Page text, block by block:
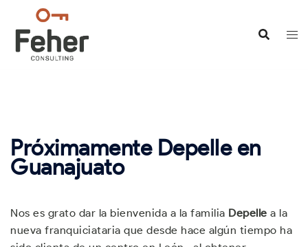
contenido
Próximamente Depelle en
Guanajuato
Nos es grato dar la bienvenida a la familia Depelle a la
nueva franquiciataria que desde hace algún tiempo ha